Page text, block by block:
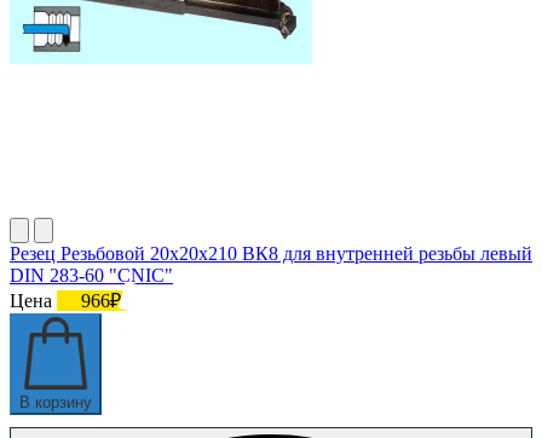
Резец Резьбовой 20х20х210 ВК8 для внутренней резьбы левый
DIN 283-60 "CNIC"
Цена
966₽
В корзину